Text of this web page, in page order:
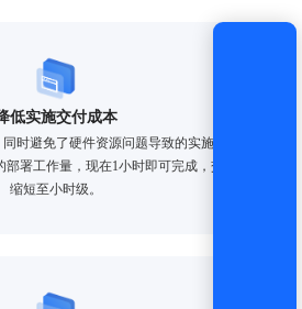
低实施交付成本
时避免了硬件资源问题导致的实施周期延
署工作量，现在1小时即可完成，交付周期
缩短至小时级。